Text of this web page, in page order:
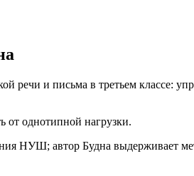
речи и письма в третьем классе:
от однотипной нагрузки.
НУШ; автор Будна выдерживает